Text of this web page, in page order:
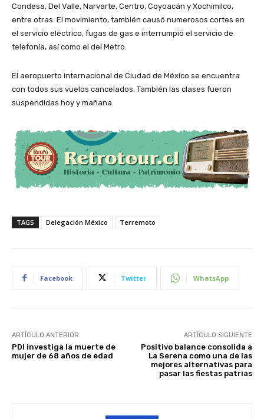
Condesa, Del Valle, Narvarte, Centro, Coyoacán y Xochimilco,
entre otras. El movimiento, también causó numerosos cortes en
el servicio eléctrico, fugas de gas e interrumpió el servicio de
telefonía, así como el del Metro.
El aeropuerto internacional de Ciudad de México se encuentra
con todos sus vuelos cancelados. También las clases fueron
suspendidas hoy y mañana.
TAGS Delegación México Terremoto
Facebook Twitter WhatsApp
ARTÍCULO ANTERIOR
PDI investiga la muerte de
mujer de 68 años de edad
ARTÍCULO SIGUIENTE
Positivo balance consolida a
La Serena como una de las
mejores alternativas para
pasar las fiestas patrias